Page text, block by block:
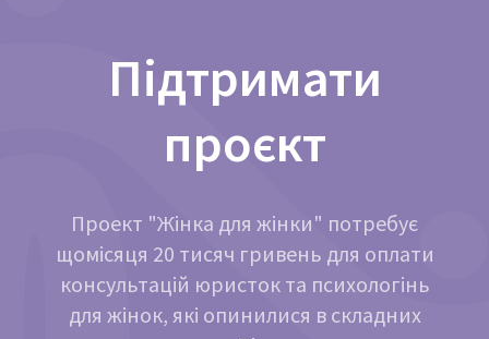
Підтримати
проєкт
Проект "Жінка для жінки" потребує
щомісяця 20 тисяч гривень для оплати
консультацій юристок та психологінь
для жінок, які опинилися в складних